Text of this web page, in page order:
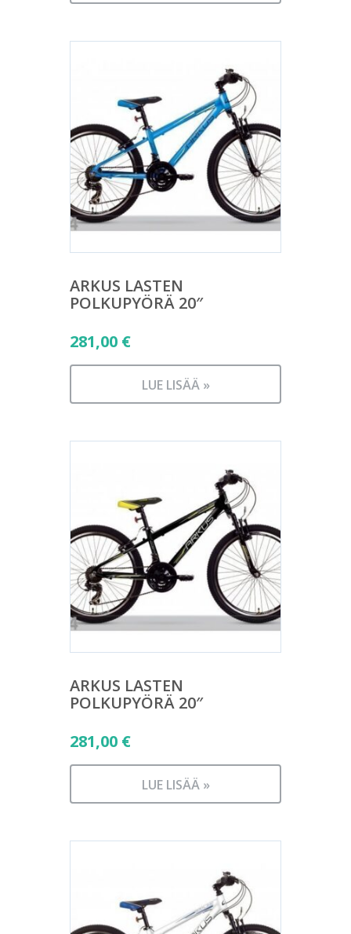
ARKUS LASTEN
POLKUPYÖRÄ 20″
281,00 €
LUE LISÄÄ »
ARKUS LASTEN
POLKUPYÖRÄ 20″
281,00 €
LUE LISÄÄ »